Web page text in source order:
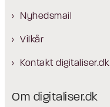
Nyhedsmail
Vilkår
Kontakt digitaliser.dk
Om digitaliser.dk